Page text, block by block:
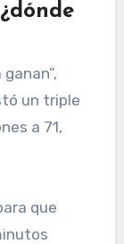
un triple
a 71,
que